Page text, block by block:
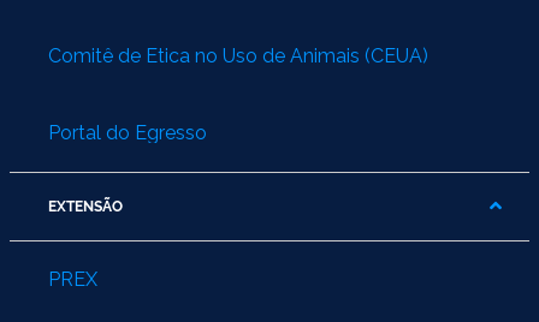
Comitê de Ética no Uso de Animais (CEUA)
Portal do Egresso
EXTENSÃO
PREX